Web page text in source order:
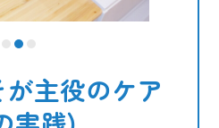
の一番近くで寄り添
楽しみやしたい事が
3
主役のケア